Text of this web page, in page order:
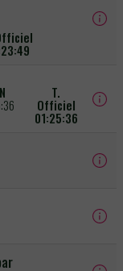
T.
Officiel
01:25:36